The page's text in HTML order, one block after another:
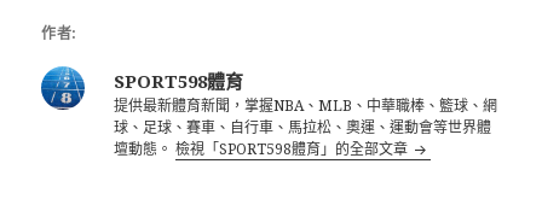
作者:
SPORT598體育
提供最新體育新聞，掌握NBA、MLB、中華職棒、籃球、網
球、足球、賽車、自行車、馬拉松、奧運、運動會等世界體
壇動態。檢視「SPORT598體育」的全部文章